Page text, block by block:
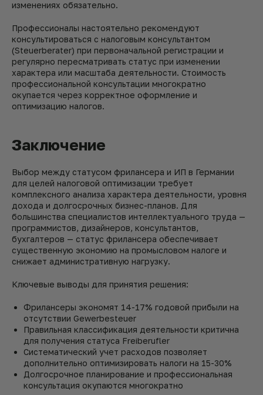
изменениях обязательно.
Профессионалы настоятельно рекомендуют
консультироваться с налоговым консультантом
(Steuerberater) при первоначальной регистрации и
регулярно пересматривать статус при изменении
характера или масштаба деятельности. Стоимость
профессиональной консультации многократно
окупается через корректное оформление и
оптимизацию налогов.
Заключение
Выбор между статусом фрилансера и ИП в Германии
для целей налоговой оптимизации требует
комплексного анализа характера деятельности, уровня
дохода и долгосрочных бизнес-планов. Для
большинства специалистов интеллектуального труда —
программистов, дизайнеров, консультантов,
бухгалтеров — статус фрилансера обеспечивает
существенную экономию на промысловом налоге и
снижает административную нагрузку.
Ключевые выводы для принятия решения:
Фрилансеры экономят 14-17% годовой прибыли на
отсутствии Gewerbesteuer
Правильная классификация деятельности критична
для получения статуса Freiberufler
Систематический учет расходов позволяет
дополнительно оптимизировать налоги на 15-30%
Долгосрочное планирование и профессиональная
консультация окупаются многократно